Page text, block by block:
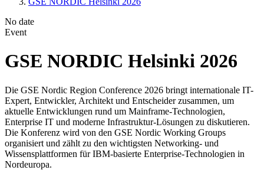
No date
Event
GSE NORDIC Helsinki 2026
Die GSE Nordic Region Conference 2026 bringt internationale IT-
Expert, Entwickler, Architekt und Entscheider zusammen, um
aktuelle Entwicklungen rund um Mainframe-Technologien,
Enterprise IT und moderne Infrastruktur-Lösungen zu diskutieren.
Die Konferenz wird von den GSE Nordic Working Groups
organisiert und zählt zu den wichtigsten Networking- und
Wissensplattformen für IBM-basierte Enterprise-Technologien in
Nordeuropa.